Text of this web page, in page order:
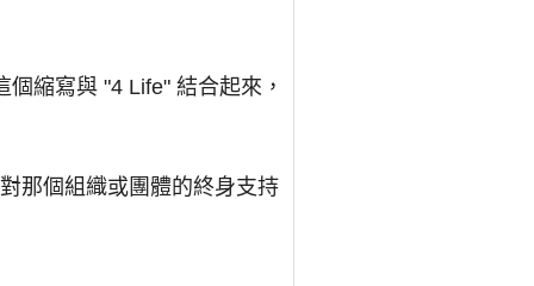
縮寫與 "4 Life" 結合起來，
那個組織或團體的終身支持